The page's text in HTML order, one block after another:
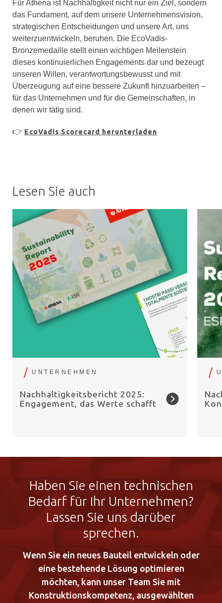
Für Athena ist Nachhaltigkeit nicht nur ein Ziel, sondern
das Fundament, auf dem unsere Unternehmensvision,
strategischen Entscheidungen und unsere Art, uns
weiterzuentwickeln, beruhen. Die EcoVadis-
Bronzemedaille stellt einen wichtigen Meilenstein
dieses kontinuierlichen Engagements dar und bezeugt
unseren Willen, verantwortungsbewusst und mit
Überzeugung auf eine bessere Zukunft hinzuarbeiten –
für das Unternehmen und für die Gemeinschaften, in
denen wir tätig sind.
👉 EcoVadis Scorecard herunterladen
Lesen Sie auch
UNTERNEHMEN
Nachhaltigkeitsbericht 2025:
Engagement, das Werte schafft
Haben Sie einen technischen
Bedarf für Ihr Unternehmen?
Lassen Sie uns darüber
sprechen.
Wenn Sie ein neues Bauteil entwickeln oder
eine bestehende Lösung optimieren
möchten, kann unser Team Sie mit
Konstruktionskompetenz, ausgewählten